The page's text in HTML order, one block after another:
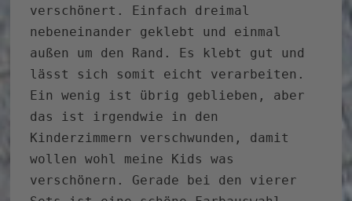
verschönert. Einfach dreimal
nebeneinander geklebt und einmal
außen um den Rand. Es klebt gut und
lässt sich somit eicht verarbeiten.
Ein wenig ist übrig geblieben, aber
das ist irgendwie in den
Kinderzimmern verschwunden, damit
wollen wohl meine Kids was
verschönern. Gerade bei den vierer